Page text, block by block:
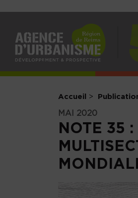
Accueil
MAI 2020
NOTE 35 :